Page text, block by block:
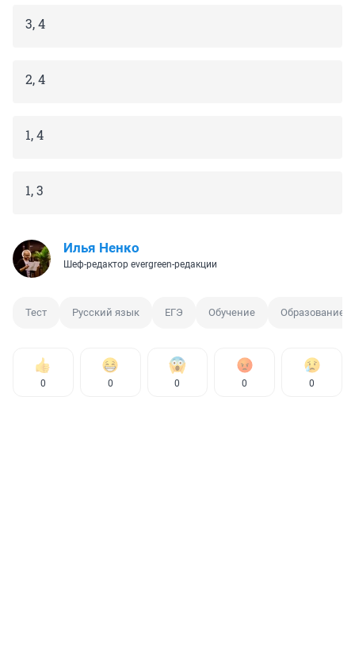
3, 4
2, 4
1, 4
1, 3
Илья Ненко
Шеф-редактор evergreen-редакции
Тест Русский язык ЕГЭ Обучение Образование
0 0 0 0 0